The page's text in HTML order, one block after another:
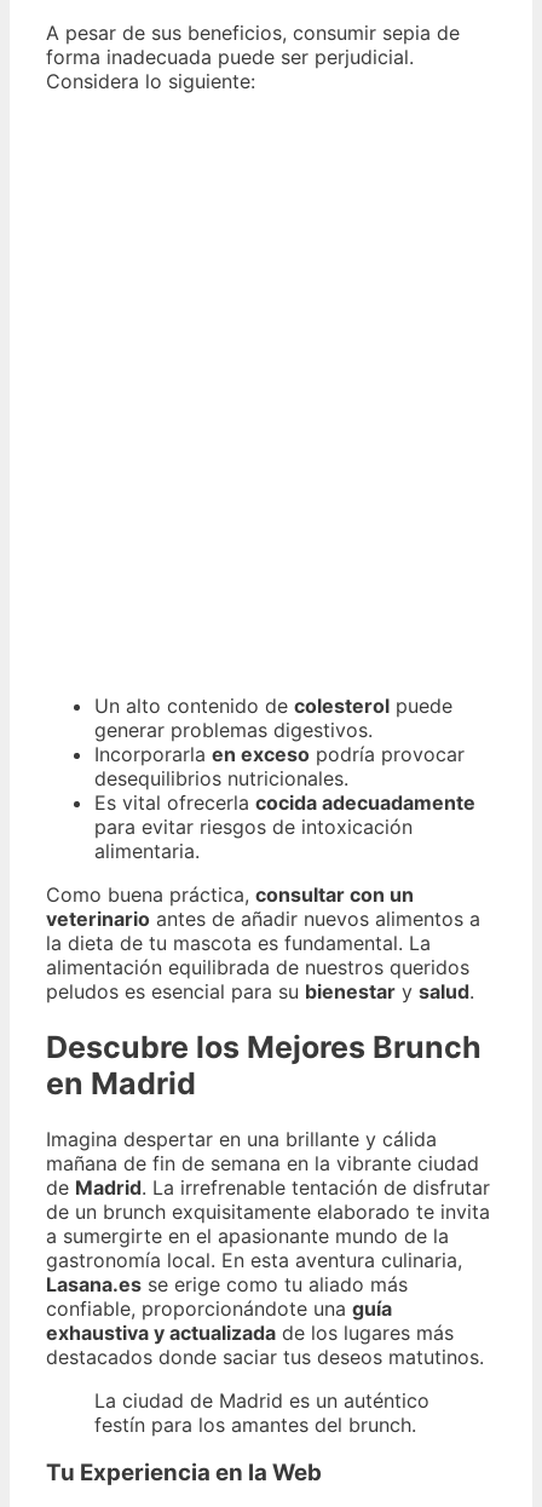
A pesar de sus beneficios, consumir sepia de
forma inadecuada puede ser perjudicial.
Considera lo siguiente:
Un alto contenido de colesterol puede
generar problemas digestivos.
Incorporarla en exceso podría provocar
desequilibrios nutricionales.
Es vital ofrecerla cocida adecuadamente
para evitar riesgos de intoxicación
alimentaria.
Como buena práctica, consultar con un
veterinario antes de añadir nuevos alimentos a
la dieta de tu mascota es fundamental. La
alimentación equilibrada de nuestros queridos
peludos es esencial para su bienestar y salud.
Descubre los Mejores Brunch
en Madrid
Imagina despertar en una brillante y cálida
mañana de fin de semana en la vibrante ciudad
de Madrid. La irrefrenable tentación de disfrutar
de un brunch exquisitamente elaborado te invita
a sumergirte en el apasionante mundo de la
gastronomía local. En esta aventura culinaria,
Lasana.es se erige como tu aliado más
confiable, proporcionándote una guía
exhaustiva y actualizada de los lugares más
destacados donde saciar tus deseos matutinos.
La ciudad de Madrid es un auténtico
festín para los amantes del brunch.
Tu Experiencia en la Web